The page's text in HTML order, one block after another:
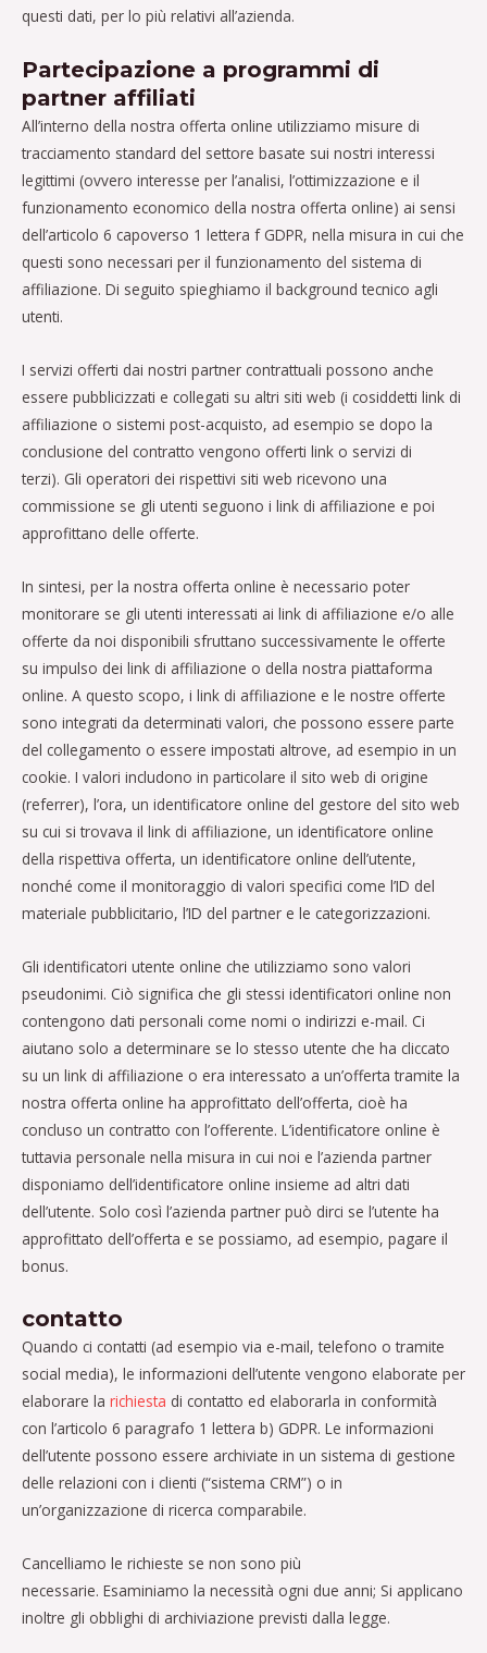
questi dati, per lo più relativi all’azienda.
Partecipazione a programmi di
partner affiliati
All’interno della nostra offerta online utilizziamo misure di
tracciamento standard del settore basate sui nostri interessi
legittimi (ovvero interesse per l’analisi, l’ottimizzazione e il
funzionamento economico della nostra offerta online) ai sensi
dell’articolo 6 capoverso 1 lettera f GDPR, nella misura in cui che
questi sono necessari per il funzionamento del sistema di
affiliazione. Di seguito spieghiamo il background tecnico agli
utenti.
I servizi offerti dai nostri partner contrattuali possono anche
essere pubblicizzati e collegati su altri siti web (i cosiddetti link di
affiliazione o sistemi post-acquisto, ad esempio se dopo la
conclusione del contratto vengono offerti link o servizi di
terzi). Gli operatori dei rispettivi siti web ricevono una
commissione se gli utenti seguono i link di affiliazione e poi
approfittano delle offerte.
In sintesi, per la nostra offerta online è necessario poter
monitorare se gli utenti interessati ai link di affiliazione e/o alle
offerte da noi disponibili sfruttano successivamente le offerte
su impulso dei link di affiliazione o della nostra piattaforma
online. A questo scopo, i link di affiliazione e le nostre offerte
sono integrati da determinati valori, che possono essere parte
del collegamento o essere impostati altrove, ad esempio in un
cookie. I valori includono in particolare il sito web di origine
(referrer), l’ora, un identificatore online del gestore del sito web
su cui si trovava il link di affiliazione, un identificatore online
della rispettiva offerta, un identificatore online dell’utente,
nonché come il monitoraggio di valori specifici come l’ID del
materiale pubblicitario, l’ID del partner e le categorizzazioni.
Gli identificatori utente online che utilizziamo sono valori
pseudonimi. Ciò significa che gli stessi identificatori online non
contengono dati personali come nomi o indirizzi e-mail. Ci
aiutano solo a determinare se lo stesso utente che ha cliccato
su un link di affiliazione o era interessato a un’offerta tramite la
nostra offerta online ha approfittato dell’offerta, cioè ha
concluso un contratto con l’offerente. L’identificatore online è
tuttavia personale nella misura in cui noi e l’azienda partner
disponiamo dell’identificatore online insieme ad altri dati
dell’utente. Solo così l’azienda partner può dirci se l’utente ha
approfittato dell’offerta e se possiamo, ad esempio, pagare il
bonus.
contatto
Quando ci contatti (ad esempio via e-mail, telefono o tramite
social media), le informazioni dell’utente vengono elaborate per
elaborare la richiesta di contatto ed elaborarla in conformità
con l’articolo 6 paragrafo 1 lettera b) GDPR. Le informazioni
dell’utente possono essere archiviate in un sistema di gestione
delle relazioni con i clienti (“sistema CRM”) o in
un’organizzazione di ricerca comparabile.
Cancelliamo le richieste se non sono più
necessarie. Esaminiamo la necessità ogni due anni; Si applicano
inoltre gli obblighi di archiviazione previsti dalla legge.